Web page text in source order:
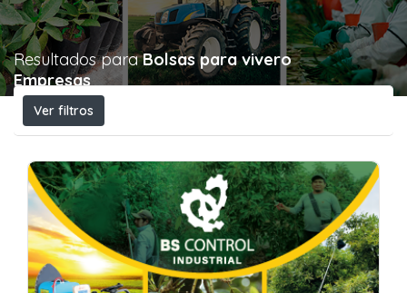
Resultados paraBolsas para vivero
Empresas
Ver filtros